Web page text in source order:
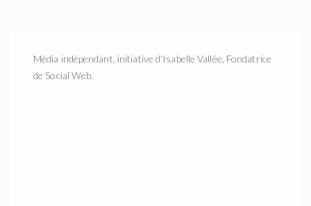
Média indépendant, initiative d'Isabelle Vallée, Fondatrice
de Social Web.